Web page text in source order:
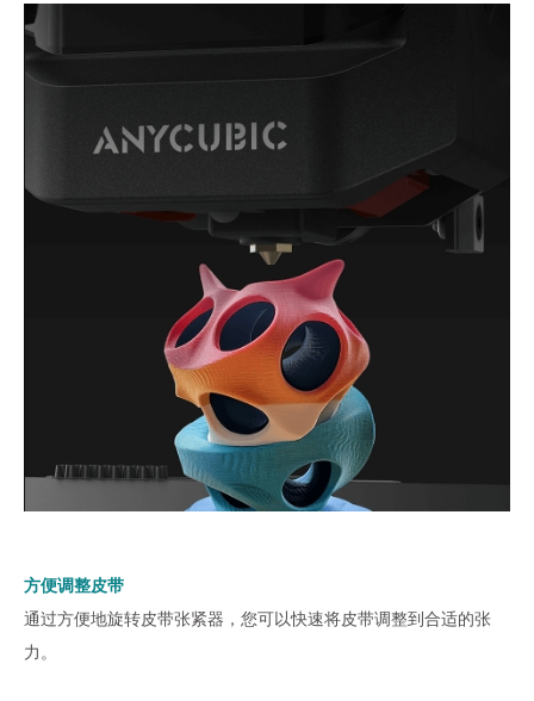
方便调整皮带
通过方便地旋转皮带张紧器，您可以快速将皮带调整到合适的张
力。